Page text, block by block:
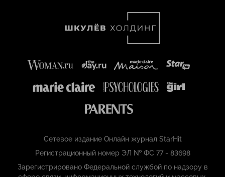
Сетевое издание Онлайн журнал StarHit
Регистрационный номер ЭЛ № ФС 77 - 83698
Зарегистрировано Федеральной службой по надзору в